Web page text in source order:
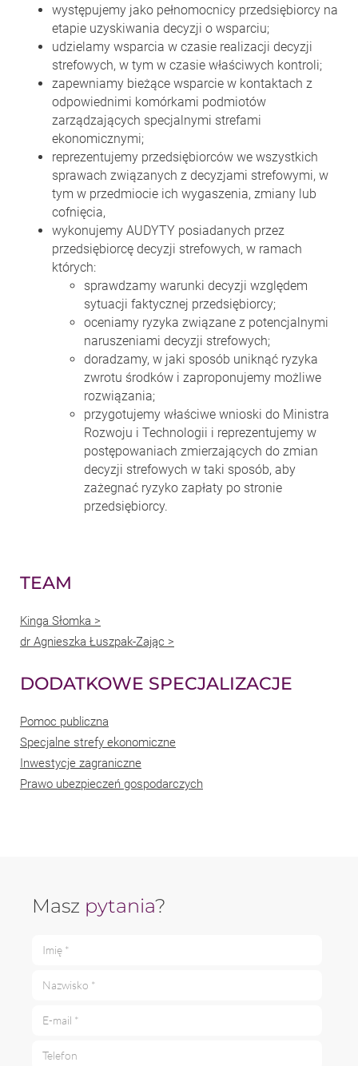
występujemy jako pełnomocnicy przedsiębiorcy na
etapie uzyskiwania decyzji o wsparciu;
udzielamy wsparcia w czasie realizacji decyzji
strefowych, w tym w czasie właściwych kontroli;
zapewniamy bieżące wsparcie w kontaktach z
odpowiednimi komórkami podmiotów
zarządzających specjalnymi strefami
ekonomicznymi;
reprezentujemy przedsiębiorców we wszystkich
sprawach związanych z decyzjami strefowymi, w
tym w przedmiocie ich wygaszenia, zmiany lub
cofnięcia,
wykonujemy AUDYTY posiadanych przez
przedsiębiorcę decyzji strefowych, w ramach
których:
sprawdzamy warunki decyzji względem
sytuacji faktycznej przedsiębiorcy;
oceniamy ryzyka związane z potencjalnymi
naruszeniami decyzji strefowych;
doradzamy, w jaki sposób uniknąć ryzyka
zwrotu środków i zaproponujemy możliwe
rozwiązania;
przygotujemy właściwe wnioski do Ministra
Rozwoju i Technologii i reprezentujemy w
postępowaniach zmierzających do zmian
decyzji strefowych w taki sposób, aby
zażegnać ryzyko zapłaty po stronie
przedsiębiorcy.
TEAM
Kinga Słomka >
dr Agnieszka Łuszpak-Zając >
DODATKOWE SPECJALIZACJE
Pomoc publiczna
Specjalne strefy ekonomiczne
Inwestycje zagraniczne
Prawo ubezpieczeń gospodarczych
Masz pytania?